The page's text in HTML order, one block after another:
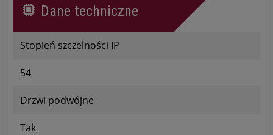
Dane techniczne
Stopień szczelności IP
54
Drzwi podwójne
Tak